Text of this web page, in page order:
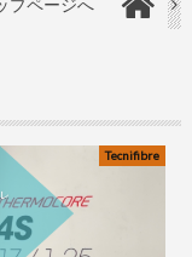
プページへ
Tecnifibre